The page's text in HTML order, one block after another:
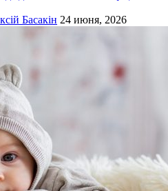
Басакін 24 июня, 2026